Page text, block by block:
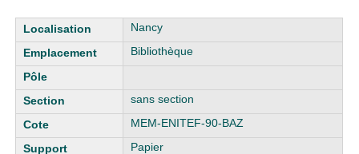
Liste des exemplaires
Nancy
Bibliothèque
sans section
MEM-ENITEF-90-BAZ
Papier